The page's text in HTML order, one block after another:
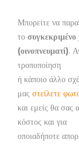
Μπορείτε να
το
(οινοπνευματί).
τροποποίηση
ή κάποιο άλλο
μας στείλετε
και εμείς θα σας
κόστος και για
οποιαδήποτε